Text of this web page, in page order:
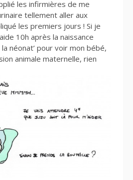
les infirmières de me
tellement aller aux
les premiers jours ! Si je
10h après la naissance
néonat’ pour voir mon bébé,
animale maternelle, rien